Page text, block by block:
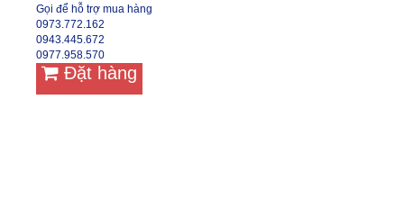
Gọi để hỗ trợ mua hàng
0973.772.162
0943.445.672
0977.958.570
Đặt hàng